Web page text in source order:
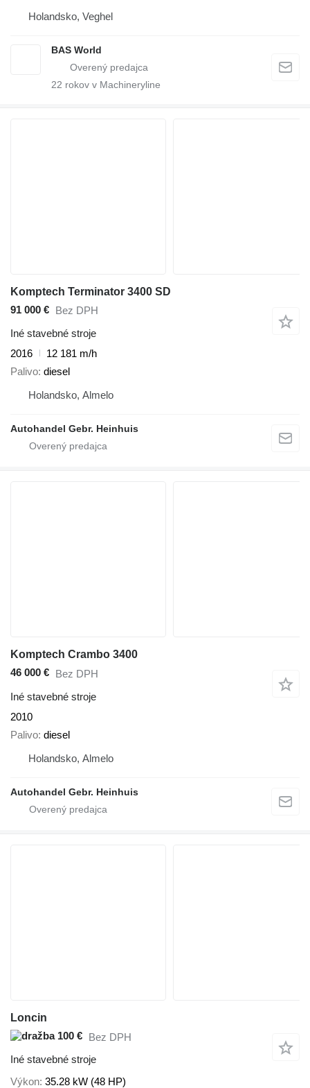
Holandsko, Veghel
BAS World
22 rokov v Machineryline
Komptech Terminator 3400 SD
91 000 € Bez DPH
Iné stavebné stroje
2016
12 181 m/h
Palivo diesel
Holandsko, Almelo
Autohandel Gebr. Heinhuis
Komptech Crambo 3400
46 000 € Bez DPH
Iné stavebné stroje
2010
Palivo diesel
Holandsko, Almelo
Autohandel Gebr. Heinhuis
Loncin
100 € Bez DPH
Iné stavebné stroje
Výkon 35.28 kW (48 HP)